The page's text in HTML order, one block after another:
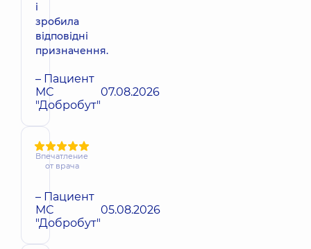
і
зробила
відповідні
призначення.
– Пациент
МС
"Добробут"
07.08.2026
Впечатление
от врача
– Пациент
МС
"Добробут"
05.08.2026